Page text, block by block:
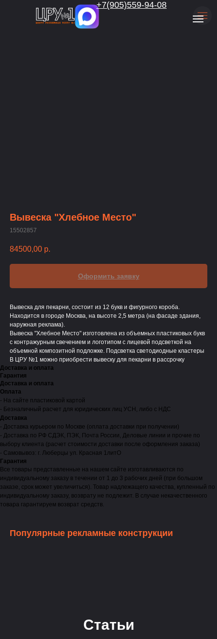
+7(905)559-94-08
Вывеска "Хлебное Место"
15502857
84500,00 р.
Оформить заявку
Вывеска для пекарни, состоит из 12 букв и фигурного короба.
Находится в городе Москва, на высоте 2,5 метра (на фасаде здания,
наружная реклама).
Вывеска "Хлебное Место" изготовлена из объемных пластиковых букв
с контражурным свечением и логотипом с лицевой подсветкой на
объемной композитной подложке. Подсветка светодиодные кластеры
В ЦРУ №1 можно приобрести вывеску для пекарни в рассрочку
Доставка и оплата
Гарантия
Доставка и оплата
Оплата
- На сайте пластиковой картой
- Безналичный расчет для юридических лиц УСН, либо с НДС
Доставка
- Доставка курьером по Москве (оплата доставки при получении)
- Доставка по РФ СДЭК, ПЭК, Почта России, Деловые линии и прочие по
выбору клиента (расчет стоимости доставки после оформления заказа)
- Самовывоз: г. Люберцы ул. Красная 1литО
Гарантия
Все товары представленные на нашем сайте изготавливаются по
индивидуальному заказу в течении от 1 до 3 рабочих дней (при большом
заказе, срок может увеличиться). Товар надлежащего качества, купленный по
индивидуальному заказу, возврату не подлежит. В случае некачественного
товара гарантируем возврат средств.
Популярные рекламные конструкции
Статьи